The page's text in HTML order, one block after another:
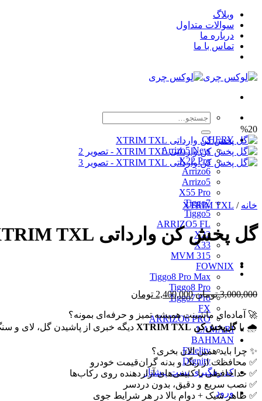
Skip
content
وبلاگ
سوالات متداول
درباره ما
تماس با ما
جستجو
CHERY
Arrizo5 New
X22 Pro
Arrizo6
Arrizo5
X55 Pro
Tiggo7
Tiggo5
ARRIZO5 FL
X22
X33
MVM 315
FOWNIX
Tiggo8 Pro Max
Tiggo8 Pro
Tiggo7 Pro
FX
ARRIZO6 PRO
LAMARI
BAHMAN
Fidelity
Dignity
کد رهگیری پست پیشتاز
ورود
%20
خانه /
XTRIM TXL
گل پخش کن وارداتی XTRIM TXL
3,000,000 تومانقیمت
اصلی
3,000,000 تومان
بود.
2,400,000 تومان
2,400,000 تومان
است.
🚀 آماده‌ای ماشینت همیشه تمیز و حرفه‌ای بمونه؟
🌧 باگل‌پخش‌کن XTRIM TXL دیگه خبری از پاشیدن گل، لای و
✨ چرا باید همین الان بخری؟
✅ محافظت از رنگ و بدنه گران‌قیمت خودرو
✅ خداحافظی با کثیفی‌های آزاردهنده روی رکاب‌ها
✅ نصب سریع و دقیق، بدون دردسر
✅ ظاهر شیک + دوام بالا در هر شرایط جوی